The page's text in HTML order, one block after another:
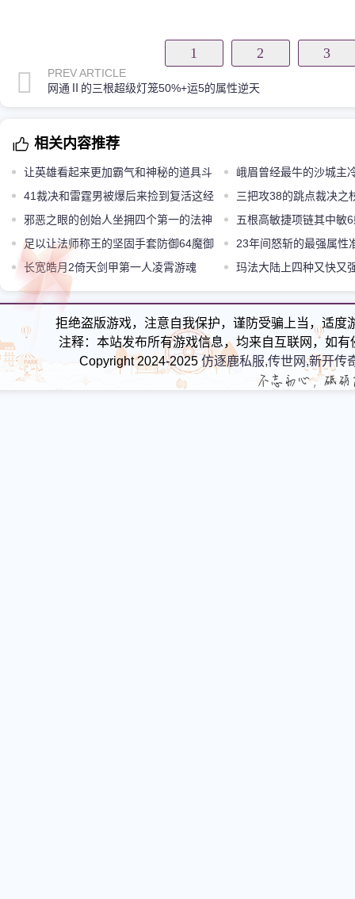
1 2 3
PREV ARTICLE
网通Ⅱ的三根超级灯笼50%+运5的属性逆天
相关内容推荐
让英雄看起来更加霸气和神秘的道具斗
笠
峨眉曾经最牛的沙城主
忆爆给对手
41裁决和雷霆男被爆后来捡到复活这经
历太神奇了
三把攻38的跳点裁决之
哪个更牛
邪恶之眼的创始人坐拥四个第一的法神
Jack
五根高敏捷项链其中敏
有两根
足以让法师称王的坚固手套防御64魔御
16魔法206
23年间怒斩的最强属性
1235
长宽皓月2倚天剑甲第一人凌霄游魂
玛法大陆上四种又快又
锤不是最强的
拒绝盗版游戏，注意自我保护，谨防受骗上当，适
注释：本站发布所有游戏信息，均来自互联网，如
Copyright 2024-2025仿逐鹿私服,传世网,新开传